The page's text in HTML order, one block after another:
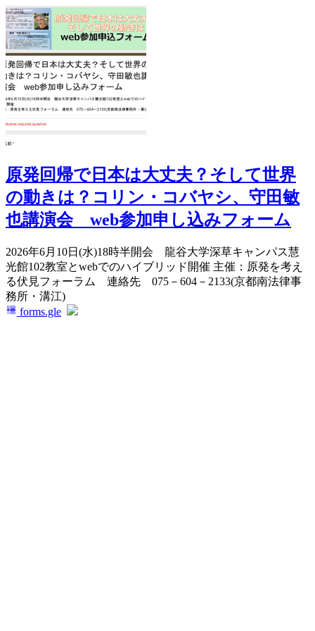
原発回帰で日本は大丈夫？そして世界
の動きは？コリン・コバヤシ、守田敏
也講演会 web参加申し込みフォーム
2026年6月10日(水)18時半開会 龍谷大学深草キャンパス慧
光館102教室とwebでのハイブリッド開催 主催：原発を考え
る伏見フォーラム 連絡先 075－604－2133(京都南法律事
務所・溝江)
forms.gle